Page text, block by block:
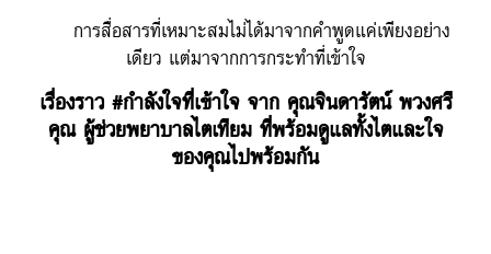
การสื่อสารที่เหมาะสมไม่ได้มาจากคำพูดแค่เพียงอย่าง
เดียว แต่มาจากการกระทำที่เข้าใจ
เรื่องราว #กำลังใจที่เข้าใจ จาก คุณจินดารัตน์ พวงศรี
คุณ ผู้ช่วยพยาบาลไตเทียม ที่พร้อมดูแลทั้งไตและใจ
ของคุณไปพร้อมกัน